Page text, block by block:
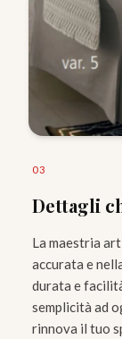
03
Dettagli
La maestria
accurata e
durata e
semplicità ad
rinnova il tuo